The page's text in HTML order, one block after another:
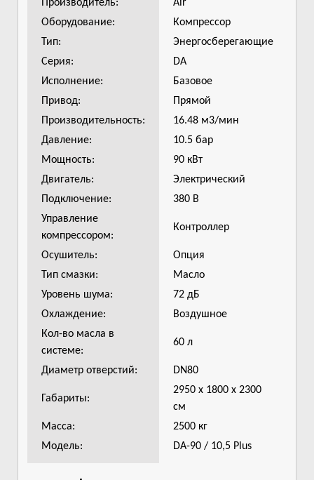
Производитель:
Air
Оборудование:
Компрессор
Тип:
Энергосберегающие
Серия:
DA
Исполнение:
Базовое
Привод:
Прямой
Производительность:
16.48 м3/мин
Давление:
10.5 бар
Мощность:
90 кВт
Двигатель:
Электрический
Подключение:
380 В
Управление
компрессором:
Контроллер
Осушитель:
Опция
Тип смазки:
Масло
Уровень шума:
72 дБ
Охлаждение:
Воздушное
Кол-во масла в
системе:
60 л
Диаметр отверстий: DN80
Габариты:
2950 х 1800 х 2300
см
Масса:
2500 кг
Модель:
DA-90 / 10,5 Plus